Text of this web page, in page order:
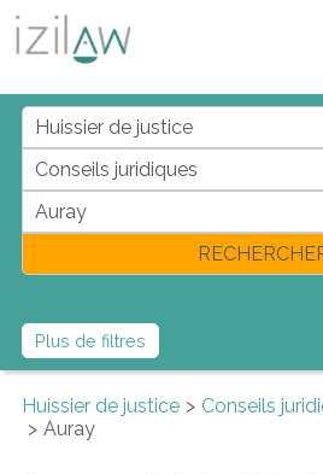
jdadi
fl
Plus de filtres
Huissier de justice Conseils
Auray